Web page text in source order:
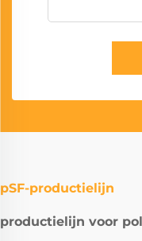
pSF-productielijn
productielijn voor